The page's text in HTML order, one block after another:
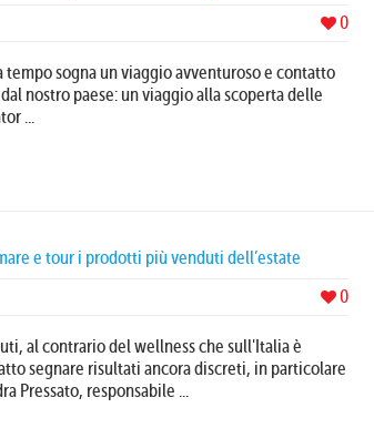
0
sogna un viaggio avventuroso e contatto
nostro paese: un viaggio alla scoperta delle
...
e tour i prodotti più venduti dell’estate
0
al contrario del wellness che sull'Italia è
segnare risultati ancora discreti, in particolare
Pressato, responsabile ...